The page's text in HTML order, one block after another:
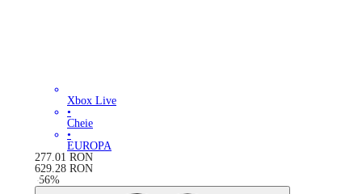
Xbox Live
•
Cheie
•
EUROPA
277.01 RON
629.28 RON
-56%